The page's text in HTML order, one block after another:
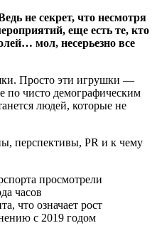
не секрет, что несмотря
еще есть те, кто
мол, несерьезно все
Просто эти игрушки —
по чисто демографическим
людей, которые не
просмотрели
часов
что означает рост
с 2019 годом